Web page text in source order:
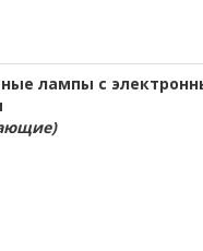
лампы с